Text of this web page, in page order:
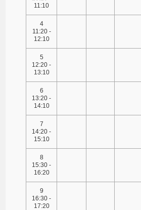
11:10
4
11:20 -
12:10
5
12:20 -
13:10
6
13:20 -
14:10
7
14:20 -
15:10
8
15:30 -
16:20
9
16:30 -
17:20